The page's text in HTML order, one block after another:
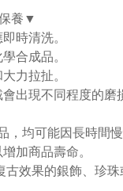
養▼
時清洗。
合成品。
力拉扯。
出現不同程度的磨
，均可能因長時間
加商品壽命。
效果的銀飾、珍珠